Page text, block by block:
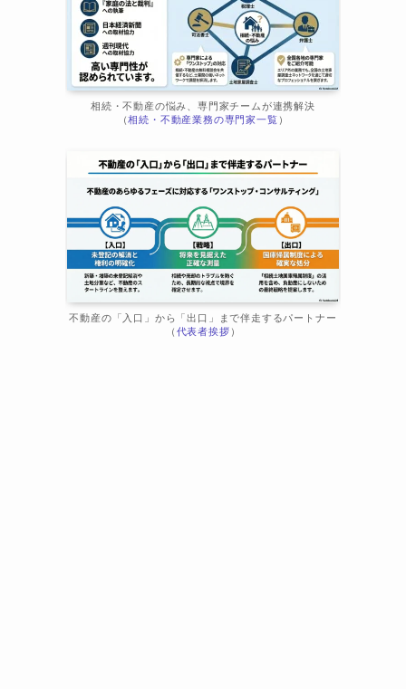
相続・不動産の悩み、専門家チームが連携解決
（相続・不動産業務の専門家一覧）
不動産の「入口」から「出口」まで伴走するパートナー
（代表者挨拶）